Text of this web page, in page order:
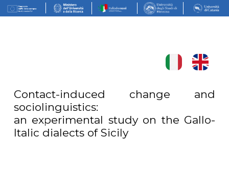
Contact-induced change and
sociolinguistics:
an experimental study on the Gallo-
Italic dialects of Sicily